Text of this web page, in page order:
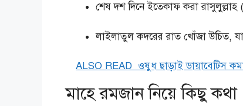
শেষ দশ দিনে ইতেকাফ করা রাসুলুল্লাহ
লাইলাতুল কদরের রাত খোঁজা উচিত,
ALSO READ ওষুধ ছাড়াই ডায়াবেটিস
মাহে রমজান নিয়ে কিছু কথা